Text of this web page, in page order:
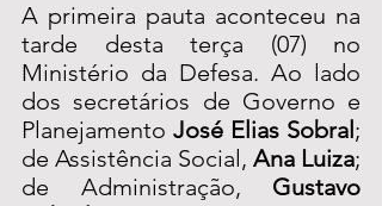
A primeira pauta aconteceu na
tarde desta terça (07) no
Ministério da Defesa. Ao lado
dos secretários de Governo e
Planejamento José Elias Sobral ;
de Assistência Social, Ana Luiza;
de Administração, Gustavo